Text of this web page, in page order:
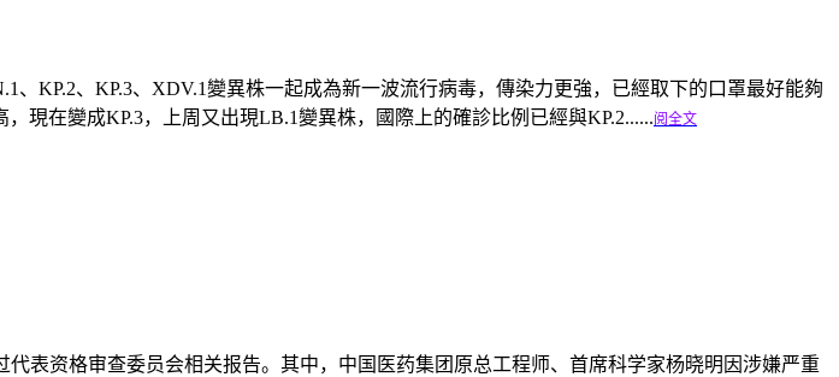
KP.2、KP.3、XDV.1變異株一起成為新一波流行病毒，傳染力更強，已經取下的口罩最好能夠
現在變成KP.3，上周又出現LB.1變異株，國際上的確診比例已經與KP.2......阅全文
表资格审查委员会相关报告。其中，中国医药集团原总工程师、首席科学家杨晓明因涉嫌严重